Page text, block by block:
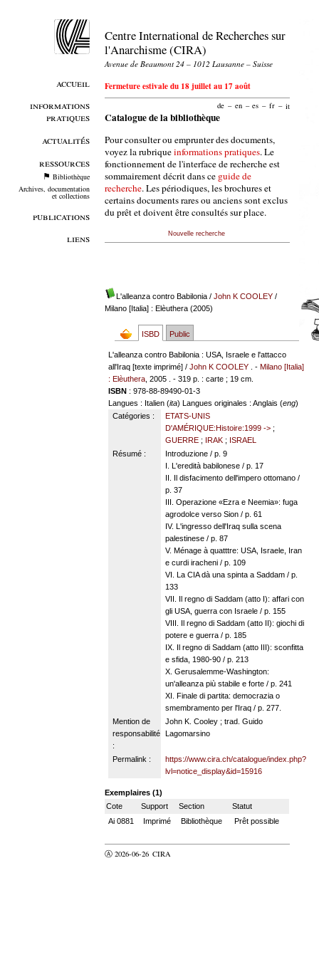
accueil
informations
pratiques
actualités
ressources
Bibliothèque
Archives, documentation
et collections
publications
liens
Centre International de Recherches sur
l'Anarchisme (CIRA)
Avenue de Beaumont 24 – 1012 Lausanne – Suisse
Fermeture estivale du 18 juillet au 17 août
de – en – es – fr – it
Catalogue de la bibliothèque
Pour consulter ou emprunter des documents,
voyez la rubriqueinformations pratiques. Le
fonctionnement de l'interface de recherche est
sommairement décrit dans ce guide de
recherche. Les périodiques, les brochures et
certains documents rares ou anciens sont exclus
du prêt et doivent être consultés sur place.
Nouvelle recherche
L'alleanza contro Babilonia/ John K COOLEY/
Milano [Italia] : Elèuthera (2005)
ISBD Public
L'alleanza contro Babilonia : USA, Israele e l'attacco
all'Iraq [texte imprimé] /John K COOLEY . -Milano [Italia]
: Elèuthera , 2005 . - 319 p. : carte ; 19 cm.
ISBN : 978-88-89490-01-3
Langues : Italien (ita)Langues originales : Anglais (eng)
Catégories :
ETATS-UNIS
D'AMÉRIQUE:Histoire:1999 ->;
GUERRE; IRAK; ISRAEL
Résumé :
Introduzione / p. 9
I. L'eredità babilonese / p. 17
II. Il disfacimento dell'impero ottomano /
p. 37
III. Operazione «Ezra e Neemia»: fuga
agrodolce verso Sion / p. 61
IV. L'ingresso dell'Iraq sulla scena
palestinese / p. 87
V. Ménage à quatttre: USA, Israele, Iran
e curdi iracheni / p. 109
VI. La CIA dà una spinta a Saddam / p.
133
VII. Il regno di Saddam (atto I): affari con
gli USA, guerra con Israele / p. 155
VIII. Il regno di Saddam (atto II): giochi di
potere e guerra / p. 185
IX. Il regno di Saddam (atto III): sconfitta
e sfida, 1980-90 / p. 213
X. Gerusalemme-Washington:
un'alleanza più stabile e forte / p. 241
XI. Finale di partita: democrazia o
smembramento per l'Iraq / p. 277.
Mention de
responsabilité
:
John K. Cooley ; trad. Guido
Lagomarsino
Permalink :
https://www.cira.ch/catalogue/index.php?
lvl=notice_display&id=15916
Exemplaires (1)
Cote
Support Section
Statut
Ai 0881
Imprimé Bibliothèque Prêt possible
Ⓐ 2026-06-26 CIRA